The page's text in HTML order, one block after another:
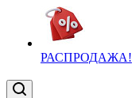
РАСПРОДАЖА!